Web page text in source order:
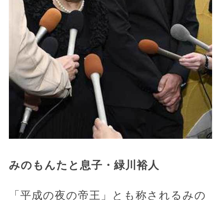
みのもんたと息子・緑川裕人
「平成の夜の帝王」とも称されるみの